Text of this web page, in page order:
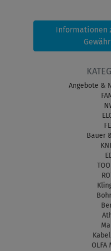
Informationen
Angebote &
Bauer
OLFA